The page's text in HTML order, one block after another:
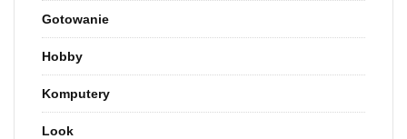
Gotowanie
Hobby
Komputery
Look